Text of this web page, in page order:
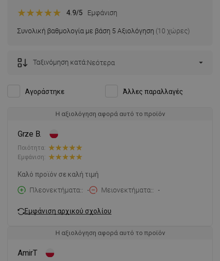
Συνολική βαθμολογία με βάση 5 Αξιολόγηση (10 χώρες)
4.9/5 Εμφάνιση
Αγοράστηκε Άλλες παραλλαγές
Ταξινόμηση κατά:Νεότερα
Η αξιολόγηση αφορά αυτό το προϊόν
Grze B.
Ποιότητα:
Εμφάνιση:
Καλό προϊόν σε καλή τιμή
Πλεονεκτήματα:
- Μειονεκτήματα: -
Εμφάνιση αρχικού σχολίου
Η αξιολόγηση αφορά αυτό το προϊόν
AmirT